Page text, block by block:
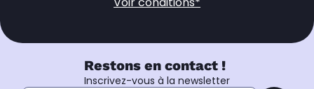
Restons en contact !
Inscrivez-vous à la newsletter